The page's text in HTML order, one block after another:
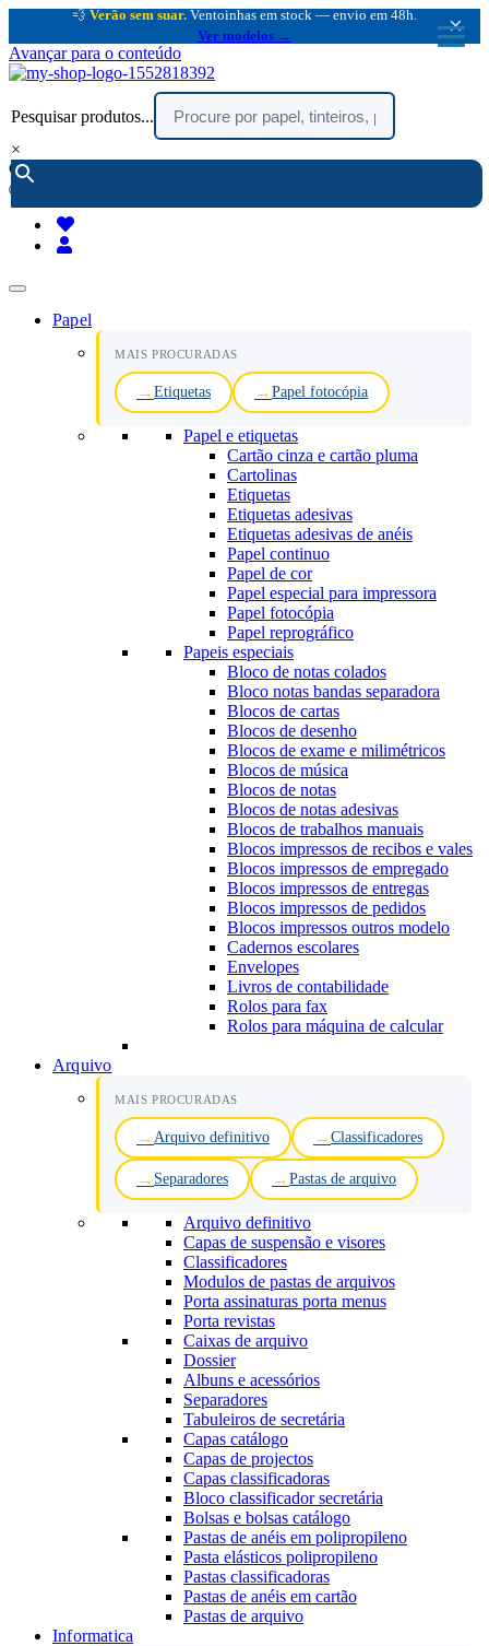
💨 Verão sem suar. Ventoinhas em stock — envio em 48h.
Ver modelos →
×
Avançar para o conteúdo
Pesquisar produtos...
×
encomendar por telefone :
(chamada rede fixa nacional)
Papel
MAIS PROCURADAS
Etiquetas Papel fotocópia
Papel e etiquetas
Cartão cinza e cartão pluma
Cartolinas
Etiquetas
Etiquetas adesivas
Etiquetas adesivas de anéis
Papel continuo
Papel de cor
Papel especial para impressora
Papel fotocópia
Papel reprográfico
Papeis especiais
Bloco de notas colados
Bloco notas bandas separadora
Blocos de cartas
Blocos de desenho
Blocos de exame e milimétricos
Blocos de música
Blocos de notas
Blocos de notas adesivas
Blocos de trabalhos manuais
Blocos impressos de recibos e vales
Blocos impressos de empregado
Blocos impressos de entregas
Blocos impressos de pedidos
Blocos impressos outros modelo
Cadernos escolares
Envelopes
Livros de contabilidade
Rolos para fax
Rolos para máquina de calcular
Arquivo
MAIS PROCURADAS
Arquivo definitivo Classificadores
Separadores Pastas de arquivo
Arquivo definitivo
Capas de suspensão e visores
Classificadores
Modulos de pastas de arquivos
Porta assinaturas porta menus
Porta revistas
Caixas de arquivo
Dossier
Albuns e acessórios
Separadores
Tabuleiros de secretária
Capas catálogo
Capas de projectos
Capas classificadoras
Bloco classificador secretária
Bolsas e bolsas catálogo
Pastas de anéis em polipropileno
Pasta elásticos polipropileno
Pastas classificadoras
Pastas de anéis em cartão
Pastas de arquivo
Informatica